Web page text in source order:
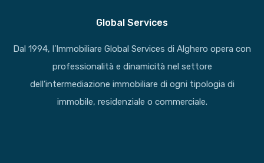
Global Services
Dal 1994, l’Immobiliare Global Services di Alghero opera con
professionalità e dinamicità nel settore
dell’intermediazione immobiliare di ogni tipologia di
immobile, residenziale o commerciale.